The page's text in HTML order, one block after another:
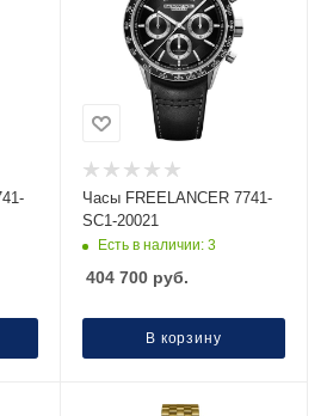
Часы FREELANCER 7741-
SC1-20021
Есть в наличии: 3
404 700руб.
В корзину